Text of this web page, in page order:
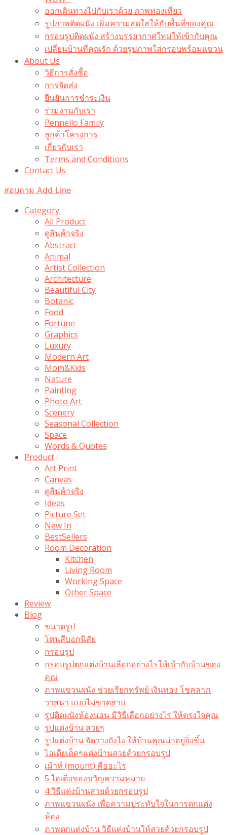
ออกเดินทางไปกับเราด้วย ภาพท่องเที่ยว
รูปภาพติดผนัง เพิ่มความสดใสให้กับพื้นที่ของคุณ
กรอบรูปติดผนัง สร้างบรรยากาศใหม่ให้เข้ากับคุณ
เปลี่ยนบ้านที่คุณรัก ด้วยรูปภาพใส่กรอบพร้อมแขวน​
About Us
วิธีการสั่งซื้อ
การจัดส่ง
ยืนยันการชำระเงิน
ร่วมงานกับเรา
Pennello Family
ลูกค้าโครงการ
เกี่ยวกับเรา
Terms and Conditions
Contact Us
สอบถาม Add Line
Category
All Product
ดูสินค้าจริง
Abstract
Animal
Artist Collection
Architecture
Beautiful City
Botanic
Food
Fortune
Graphics
Luxury
Modern Art
Mom&Kids
Nature
Painting
Photo Art
Scenery
Seasonal Collection
Space
Words & Quotes
Product
Art Print
Canvas
ดูสินค้าจริง
Ideas
Picture Set
New In
BestSellers
Room Decoration
Kitchen
Living Room
Working Space
Other Space
Review
Blog
ขนาดรูป
โทนสีบอกนิสัย
กรอบรูป
กรอบรูปตกแต่งบ้านเลือกอย่างไรให้เข้ากับบ้านของ
คุณ
ภาพแขวนผนัง ช่วยเรียกทรัพย์ เงินทอง โชคลาภ
วาสนา แบบไม่ขาดสาย
รูปติดผนังห้องนอน มีวิธีเลือกอย่างไร ให้ตรงใจคุณ
รูปแต่งบ้าน สวยๆ
รูปแต่งบ้าน จัดวางยังไง ให้บ้านคุณน่าอยู่ยิ่งขึ้น
ไอเดียเด็ดๆแต่งบ้านสวยด้วยกรอบรูป
เม้าท์ (mount) คืออะไร​
5 ไอเดียของขวัญความหมาย
4 วิธีแต่งบ้านสวยด้วยกรอบรูป
ภาพแขวนผนัง เพื่อความประทับใจในการตกแต่ง
ห้อง
ภาพตกแต่งบ้าน วิธีแต่งบ้านให้สวยด้วยกรอบรูป